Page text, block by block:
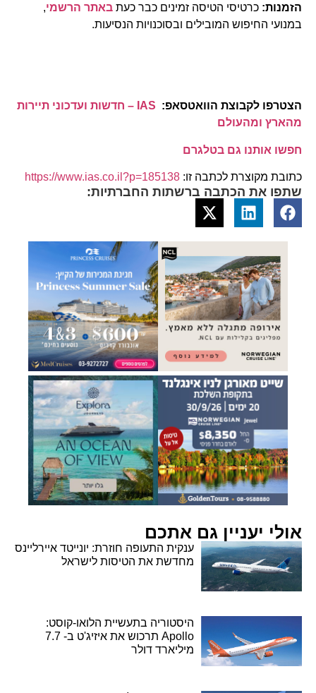
הזמנות: כרטיסי הטיסה זמינים כבר כעת באתר הרשמי,
במנועי החיפוש המובילים ובסוכנויות הנסיעות.
הצטרפו לקבוצת הוואטסאפ:
IAS – חדשות ועדכוני תיירות
מהארץ ומהעולם
חפשו אותנו גם בטלגרם
כתובת מקוצרת לכתבה זו: https://www.ias.co.il?p=185138
שתפו את הכתבה ברשתות החברתיות:
אולי יעניין גם אתכם
ענקית התעופה חוזרת: יונייטד איירליינס
מחדשת את הטיסות לישראל
היסטוריה בתעשיית הלואו-קוסט:
Apollo תרכוש את איזיג'ט ב- 7.7
מיליארד דולר